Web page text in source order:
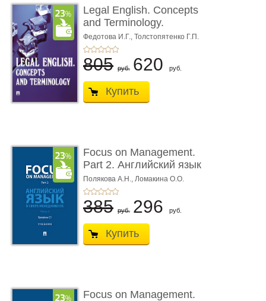
Legal English. Concepts
and Terminology.
Учебное пособие
Федотова И.Г., Толстопятенко Г.П.
805 руб. 620 руб.
Купить
Focus on Management.
Part 2. Английский язык
в сфере менедж ...
Полякова А.Н., Ломакина О.О.
385 руб. 296 руб.
Купить
Focus on Management.